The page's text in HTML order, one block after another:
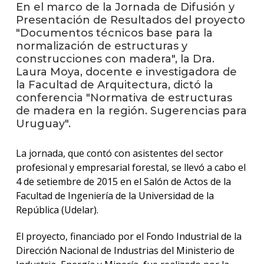
En el marco de la Jornada de Difusión y
Presentación de Resultados del proyecto
"Documentos técnicos base para la
normalización de estructuras y
construcciones con madera", la Dra.
Laura Moya, docente e investigadora de
la Facultad de Arquitectura, dictó la
conferencia "Normativa de estructuras
de madera en la región. Sugerencias para
Uruguay".
La jornada, que contó con asistentes del sector
profesional y empresarial forestal, se llevó a cabo el
4 de setiembre de 2015 en el Salón de Actos de la
Facultad de Ingeniería de la Universidad de la
República (Udelar).
El proyecto, financiado por el Fondo Industrial de la
Dirección Nacional de Industrias del Ministerio de